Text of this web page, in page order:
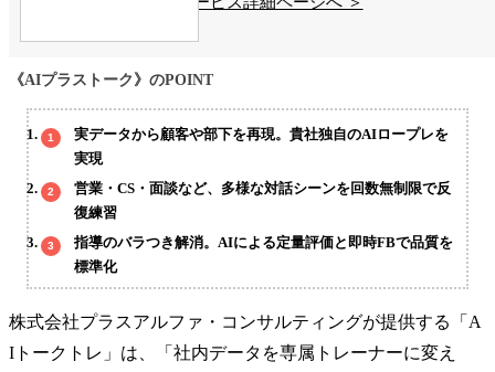
《AIプラストーク》のPOINT
実データから顧客や部下を再現。貴社独自のAIロープレを
実現
営業・CS・面談など、多様な対話シーンを回数無制限で反
復練習
指導のバラつき解消。AIによる定量評価と即時FBで品質を
標準化
株式会社プラスアルファ・コンサルティングが提供する「A
Iトークトレ」は、「社内データを専属トレーナーに変え